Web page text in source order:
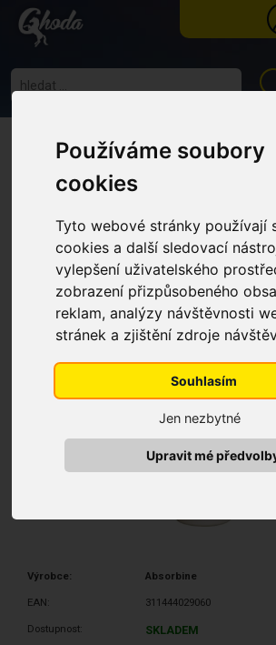
Používáme soubory
cookies
Tyto webové stránky používají
cookies a další sledovací
vylepšení uživatelského
zobrazení přizpůsobeného
reklam, analýzy návštěvnosti
stránek a zjištění zdroje
Souhlasím
Jen nezbytné
Upravit mé
Absorbine Hooflex, lahvička s aplikátorem 355 ml
Proti hnilobě kopyt
Hooflex, lahvička s
355 ml
Výrobce: Absorbine
EAN: 311444029060
Dostupnost: SKLADEM